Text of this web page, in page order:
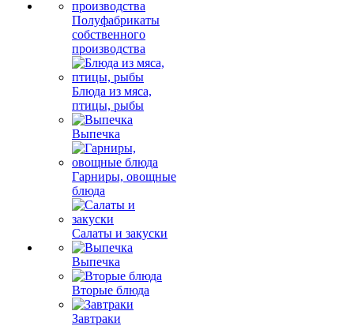
Полуфабрикаты
собственного
производства
Блюда из мяса,
птицы, рыбы
Выпечка
Гарниры, овощные
блюда
Салаты и закуски
Выпечка
Вторые блюда
Завтраки